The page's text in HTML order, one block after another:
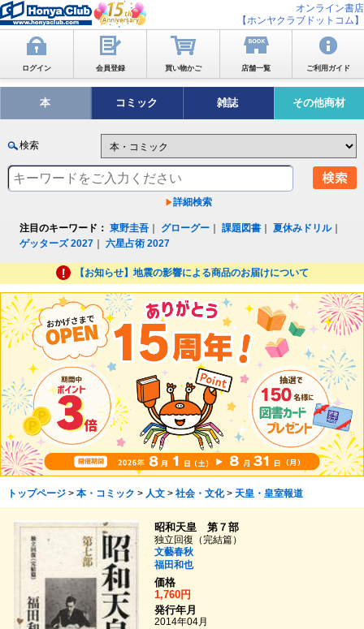
オンライン書店
【ホンヤクラブドットコム】
ログイン 会員登録 買い物かご 店舗一覧 ご利用ガイド
本 コミック 雑誌 その他商材
検索
詳細検索
注目のキーワード： 東野圭吾 グローグー ｜課題図書 ｜夏休みドリル｜
ゲッターズ 2027 ｜六星占術 2027
【お知らせ】地震の影響による商品のお届けについて
トップページ> 本・コミック > 人文> 社会・文化> 天皇・皇室報道
昭和天皇 第７部
独立回復（完結篇）
文藝春秋
福田和也
価格
1,760円
発行年月
2014年04月